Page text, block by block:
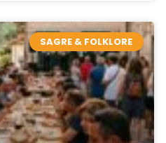
SAGRE & FOLKLORE